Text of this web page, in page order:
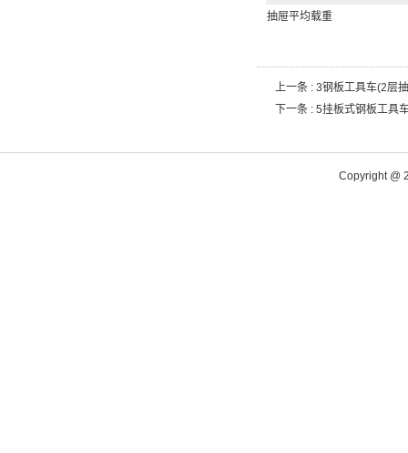
抽屉平均载重
上一条 : 3钢板工具车(2层
下一条 : 5挂板式钢板工具
Copyright @